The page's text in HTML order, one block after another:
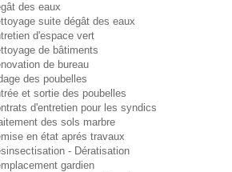
des eaux
suite dégât des eaux
d'espace vert
de bâtiments
de bureau
des poubelles
et sortie des poubelles
d'entretien pour les syndics
des sols marbre
en état aprés travaux
- Dératisation
gardien